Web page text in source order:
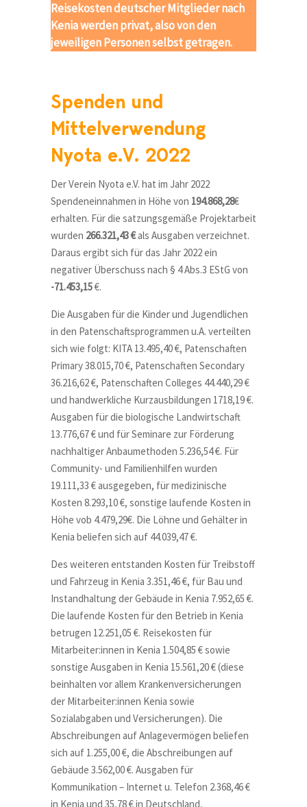
Reisekosten deutscher Mitglieder nach
Kenia werden privat, also von den
jeweiligen Personen selbst getragen.
Spenden und
Mittelverwendung
Nyota e.V. 2022
Der Verein Nyota e.V. hat im Jahr 2022
Spendeneinnahmen in Höhe von 194.868,28€
erhalten. Für die satzungsgemäße Projektarbeit
wurden 266.321,43 €als Ausgaben verzeichnet.
Daraus ergibt sich für das Jahr 2022 ein
negativer Überschuss nach § 4 Abs.3 EStG von
-71.453,15€.
Die Ausgaben für die Kinder und Jugendlichen
in den Patenschaftsprogrammen u.A. verteilten
sich wie folgt: KITA 13.495,40 €, Patenschaften
Primary 38.015,70 €, Patenschaften Secondary
36.216,62 €, Patenschaften Colleges 44.440,29 €
und handwerkliche Kurzausbildungen 1718,19 €.
Ausgaben für die biologische Landwirtschaft
13.776,67 € und für Seminare zur Förderung
nachhaltiger Anbaumethoden 5.236,54 €. Für
Community- und Familienhilfen wurden
19.111,33 € ausgegeben, für medizinische
Kosten 8.293,10 €, sonstige laufende Kosten in
Höhe vob 4.479,29€. Die Löhne und Gehälter in
Kenia beliefen sich auf 44.039,47 €.
Des weiteren entstanden Kosten für Treibstoff
und Fahrzeug in Kenia 3.351,46 €, für Bau und
Instandhaltung der Gebäude in Kenia 7.952,65 €.
Die laufende Kosten für den Betrieb in Kenia
betrugen 12.251,05 €. Reisekosten für
Mitarbeiter:innen in Kenia 1.504,85 € sowie
sonstige Ausgaben in Kenia 15.561,20 € (diese
beinhalten vor allem Krankenversicherungen
der Mitarbeiter:innen Kenia sowie
Sozialabgaben und Versicherungen). Die
Abschreibungen auf Anlagevermögen beliefen
sich auf 1.255,00 €, die Abschreibungen auf
Gebäude 3.562,00 €. Ausgaben für
Kommunikation – Internet u. Telefon 2.368,46 €
in Kenia und 35,78 € in Deutschland,